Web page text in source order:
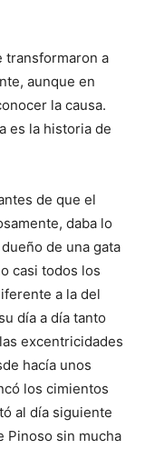
transformaron a
aunque en
la causa.
es la historia de
de que el
daba lo
de una gata
casi todos los
a la del
día a día tanto
excentricidades
hacía unos
los cimientos
al día siguiente
Pinoso sin mucha